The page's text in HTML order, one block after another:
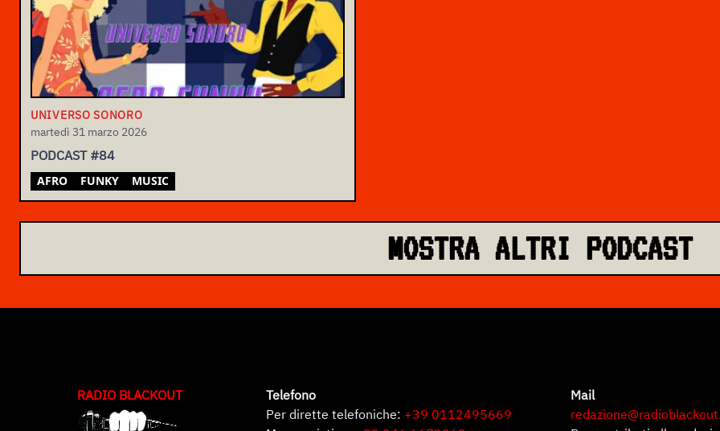
UNIVERSO SONORO
martedì 31 marzo 2026
PODCAST #84
AFRO FUNKY MUSIC
MOSTRA ALTRI PODCAST
RADIO BLACKOUT
Telefono
Per dirette telefoniche: +39 0112495669
Mail